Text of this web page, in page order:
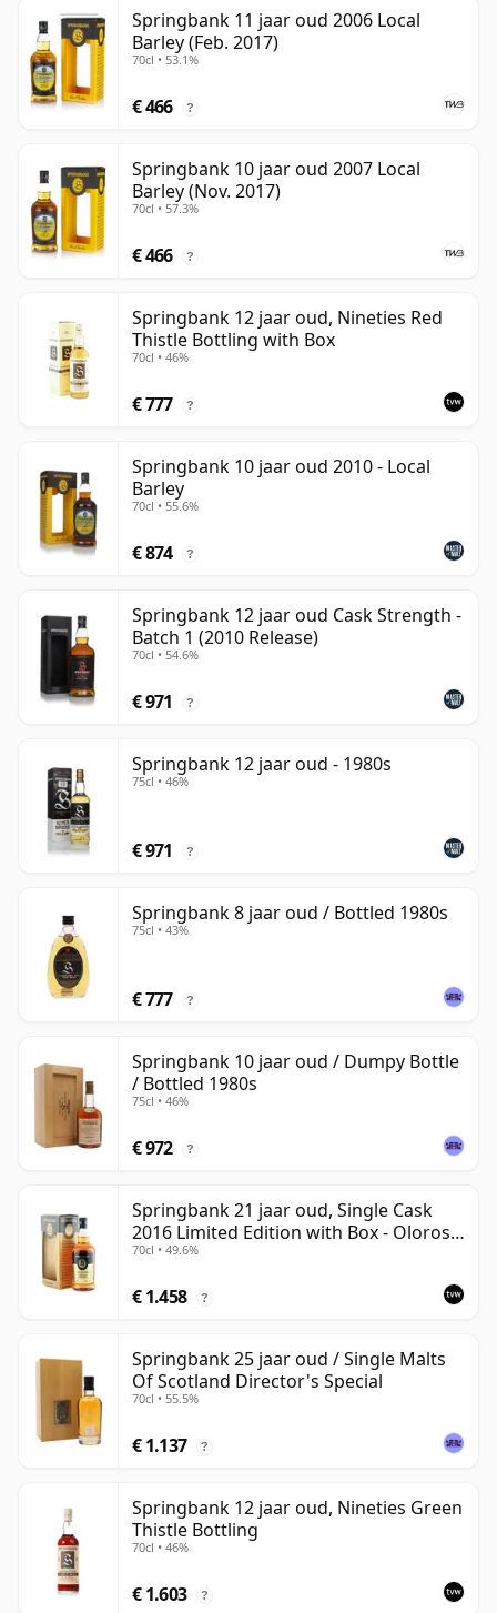
Springbank 11 jaar oud 2006 Local
Barley (Feb. 2017)
70cl • 53.1%
€ 466 ?
Springbank 10 jaar oud 2007 Local
Barley (Nov. 2017)
70cl • 57.3%
€ 466 ?
Springbank 12 jaar oud, Nineties Red
Thistle Bottling with Box
70cl • 46%
€ 777 ?
Springbank 10 jaar oud 2010 - Local
Barley
70cl • 55.6%
€ 874 ?
Springbank 12 jaar oud Cask Strength -
Batch 1 (2010 Release)
70cl • 54.6%
€ 971 ?
Springbank 12 jaar oud - 1980s
75cl • 46%
€ 971 ?
Springbank 8 jaar oud / Bottled 1980s
75cl • 43%
€ 777 ?
Springbank 10 jaar oud / Dumpy Bottle
/ Bottled 1980s
75cl • 46%
€ 972 ?
Springbank 21 jaar oud, Single Cask
2016 Limited Edition with Box - Oloroso
Sherry Butt
70cl • 49.6%
€ 1.458 ?
Springbank 25 jaar oud / Single Malts
Of Scotland Director's Special
70cl • 55.5%
€ 1.137 ?
Springbank 12 jaar oud, Nineties Green
Thistle Bottling
70cl • 46%
€ 1.603 ?